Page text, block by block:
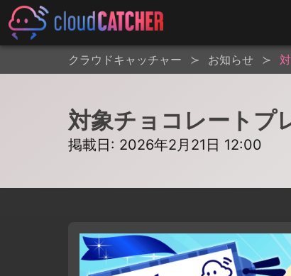
クラウドキャッチャー お知らせ
対象チョコレートプ
掲載日: 2026年2月21日 12:00